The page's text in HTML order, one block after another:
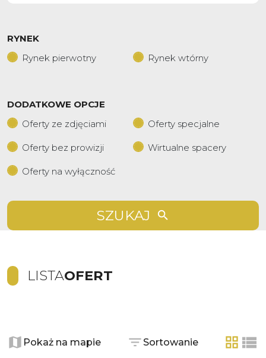
RYNEK
Rynek pierwotny
Rynek wtórny
DODATKOWE OPCJE
Oferty ze zdjęciami
Oferty specjalne
Oferty bez prowizji Wirtualne spacery
Oferty na wyłączność
SZUKAJ
LISTAOFERT
−Pokaż na mapie Sortowanie
tabela